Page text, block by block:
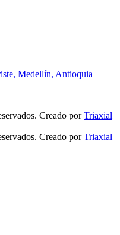
Medellín, Antioquia
Creado porTriaxial
Creado porTriaxial